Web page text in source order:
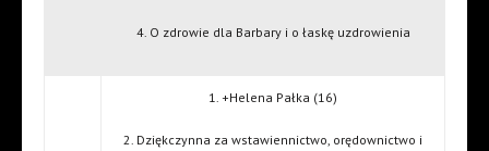
4. O zdrowie dla Barbary i o łaskę uzdrowienia
1. +Helena Pałka (16)
2. Dziękczynna za wstawiennictwo, orędownictwo i